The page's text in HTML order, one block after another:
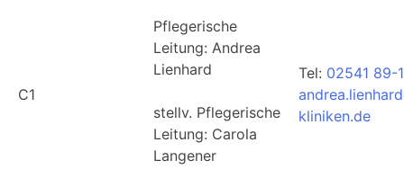
C1
Pflegerische
Leitung: Andrea
Lienhard
stellv. Pflegerische
Leitung: Carola
Langener
Tel: 02541 89-
kliniken.de